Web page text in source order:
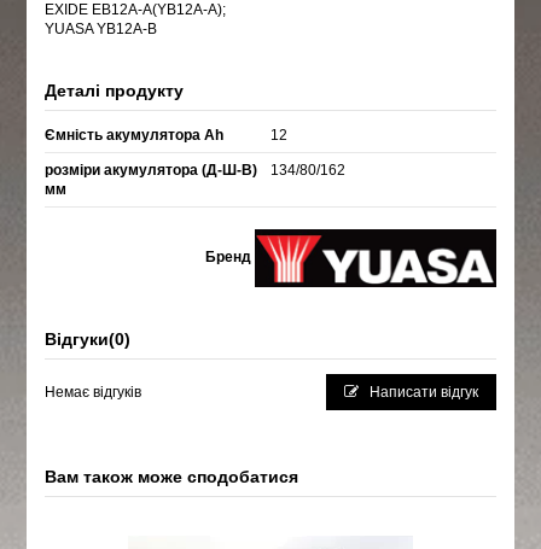
EXIDE EB12A-A(YB12A-A);
YUASA YB12A-B
Деталі продукту
Ємність акумулятора Ah 12
розміри акумулятора (Д-Ш-В)
мм
134/80/162
Бренд
Відгуки(0)
Немає відгуків Написати відгук
Вам також може сподобатися